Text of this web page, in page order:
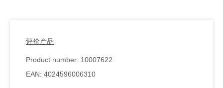
评价产品
Product number: 10007622
EAN: 4024596006310